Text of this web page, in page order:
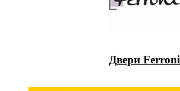
Двери Ferroni